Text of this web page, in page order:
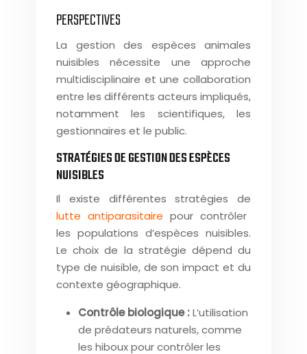
PERSPECTIVES
La gestion des espèces animales
nuisibles nécessite une approche
multidisciplinaire et une collaboration
entre les différents acteurs impliqués,
notamment les scientifiques, les
gestionnaires et le public.
STRATÉGIES DE GESTION DES ESPÈCES
NUISIBLES
Il existe différentes stratégies de
lutte antiparasitaire pour contrôler
les populations d’espèces nuisibles.
Le choix de la stratégie dépend du
type de nuisible, de son impact et du
contexte géographique.
Contrôle biologique :L’utilisation
de prédateurs naturels, comme
les hiboux pour contrôler les